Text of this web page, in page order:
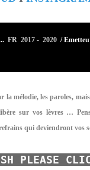
FR 2017 - 2020 /
mélodie, les paroles, mais
libère sur vos lèvres …
qui deviendront vos
PLEASE